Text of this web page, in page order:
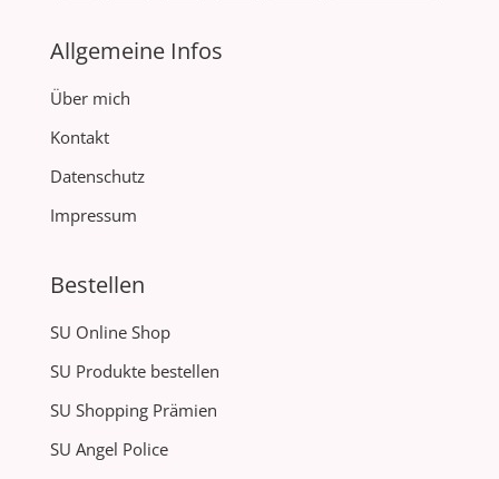
Allgemeine Infos
Über mich
Kontakt
Datenschutz
Impressum
Bestellen
SU Online Shop
SU Produkte bestellen
SU Shopping Prämien
SU Angel Police